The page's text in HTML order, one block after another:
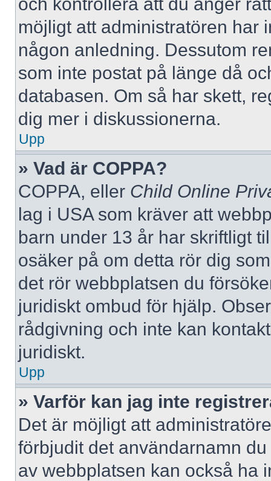
möjligt att administratören har
någon anledning. Dessutom
som inte postat på länge då
databasen. Om så har skett,
dig mer i diskussionerna.
Upp
» Vad är COPPA?
COPPA, eller Child Online
lag i USA som kräver att
barn under 13 år har skriftligt
osäker på om detta rör dig
det rör webbplatsen du
juridiskt ombud för hjälp.
rådgivning och inte kan
juridiskt.
Upp
» Varför kan jag inte
Det är möjligt att
förbjudit det användarnamn
av webbplatsen kan också ha